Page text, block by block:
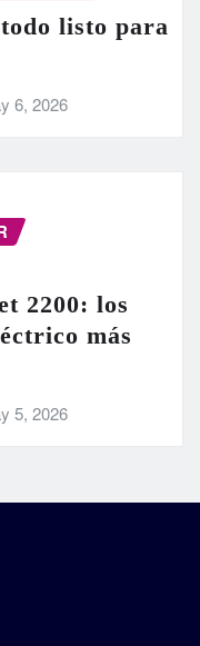
listo para
6, 2026
2200: los
más
5, 2026